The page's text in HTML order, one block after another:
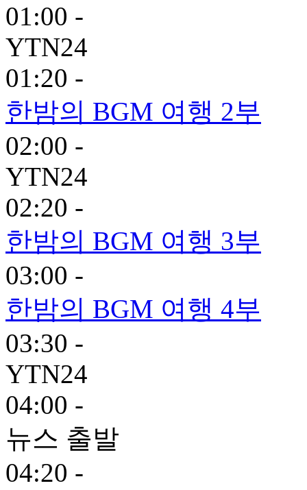
01:00 -
YTN24
01:20 -
한밤의 BGM 여행 2부
02:00 -
YTN24
02:20 -
한밤의 BGM 여행 3부
03:00 -
한밤의 BGM 여행 4부
03:30 -
YTN24
04:00 -
뉴스 출발
04:20 -